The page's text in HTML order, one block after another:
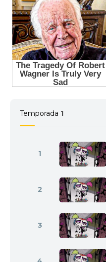
Temporada 1
1
2
3